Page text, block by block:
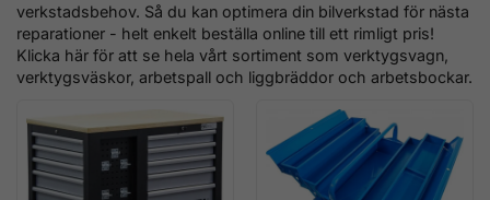
verkstadsbehov. Så du kan optimera din bilverkstad för nästa
reparationer - helt enkelt beställa online till ett rimligt pris!
Klicka här för att se hela vårt sortiment som verktygsvagn,
verktygsväskor, arbetspall och liggbräddor och arbetsbockar.